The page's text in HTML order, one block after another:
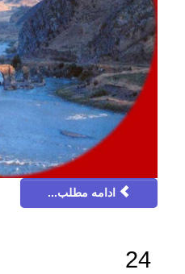
ادامه مطلب...
24